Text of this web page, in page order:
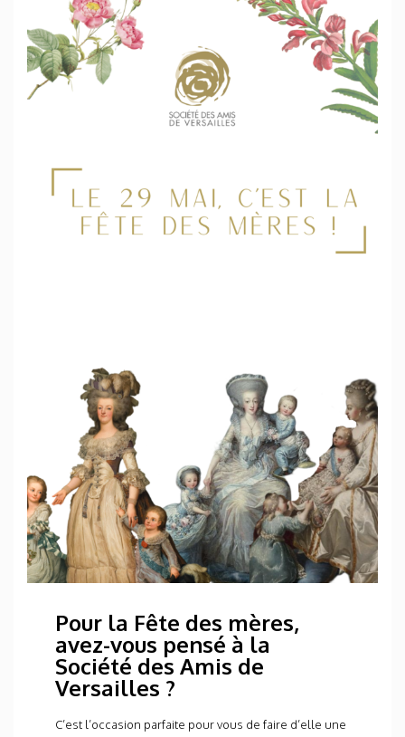
Pour la Fête des mères,
avez-vous pensé à la
Société des Amis de
Versailles ?
C’est l’occasion parfaite pour vous de faire d’elle une